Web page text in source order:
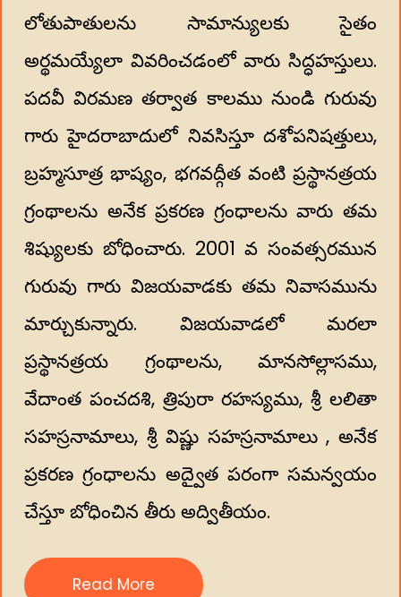
లోతుపాతులను సామాన్యులకు సైతం
అర్థమయ్యేలా వివరించడంలో వారు సిద్ధహస్తులు.
పదవీ విరమణ తర్వాత కాలము నుండి గురువు
గారు హైదరాబాదులో నివసిస్తూ దశోపనిషత్తులు,
బ్రహ్మసూత్ర భాష్యం, భగవద్గీత వంటి ప్రస్థానత్రయ
గ్రంథాలను అనేక ప్రకరణ గ్రంధాలను వారు తమ
శిష్యులకు బోధించారు. 2001 వ సంవత్సరమున
గురువు గారు విజయవాడకు తమ నివాసమును
మార్చుకున్నారు. విజయవాడలో మరలా
ప్రస్థానత్రయ గ్రంథాలను, మానసోల్లాసము,
వేదాంత పంచదశి, త్రిపురా రహస్యము, శ్రీ లలితా
సహస్రనామాలు, శ్రీ విష్ణు సహస్రనామాలు , అనేక
ప్రకరణ గ్రంధాలను అద్వైత పరంగా సమన్వయం
చేస్తూ బోధించిన తీరు అద్వితీయం.
Read More